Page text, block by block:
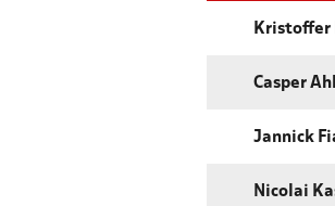
Kristoffer
Casper
Jannick
Nicolai